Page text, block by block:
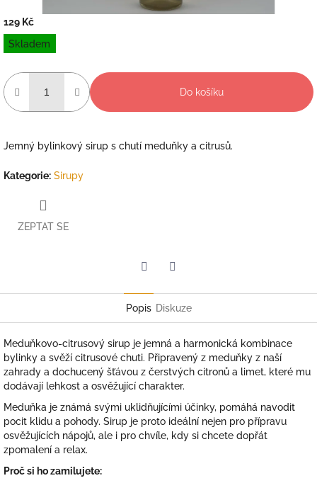
129 Kč
Měrná
cena:
Skladem
Do košíku
Jemný bylinkový sirup s chutí meduňky a citrusů.
Kategorie: Sirupy
ZEPTAT SE
Popis Diskuze
Meduňkovo-citrusový sirup je jemná a harmonická kombinace
bylinky a svěží citrusové chuti. Připravený z meduňky z naší
zahrady a dochucený šťávou z čerstvých citronů a limet, které mu
dodávají lehkost a osvěžující charakter.
Meduňka je známá svými uklidňujícími účinky, pomáhá navodit
pocit klidu a pohody. Sirup je proto ideální nejen pro přípravu
osvěžujících nápojů, ale i pro chvíle, kdy si chcete dopřát
zpomalení a relax.
Proč si ho zamilujete: